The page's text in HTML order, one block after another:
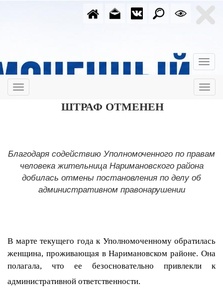
ШТРАФ ОТМЕНЕН
Благодаря содействию Уполномоченного по правам
человека жительница Наримановского района
добилась отмены постановления по делу об
административном правонарушении
В марте текущего года к Уполномоченному обратилась
женщина, проживающая в Наримановском районе. Она
полагала, что ее безосновательно привлекли к
административной ответственности.